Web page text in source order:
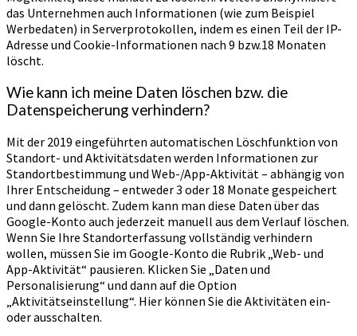
das Unternehmen auch Informationen (wie zum Beispiel
Werbedaten) in Serverprotokollen, indem es einen Teil der IP-
Adresse und Cookie-Informationen nach 9 bzw.18 Monaten
löscht.
Wie kann ich meine Daten löschen bzw. die
Datenspeicherung verhindern?
Mit der 2019 eingeführten automatischen Löschfunktion von
Standort- und Aktivitätsdaten werden Informationen zur
Standortbestimmung und Web-/App-Aktivität – abhängig von
Ihrer Entscheidung – entweder 3 oder 18 Monate gespeichert
und dann gelöscht. Zudem kann man diese Daten über das
Google-Konto auch jederzeit manuell aus dem Verlauf löschen.
Wenn Sie Ihre Standorterfassung vollständig verhindern
wollen, müssen Sie im Google-Konto die Rubrik „Web- und
App-Aktivität“ pausieren. Klicken Sie „Daten und
Personalisierung“ und dann auf die Option
„Aktivitätseinstellung“. Hier können Sie die Aktivitäten ein-
oder ausschalten.